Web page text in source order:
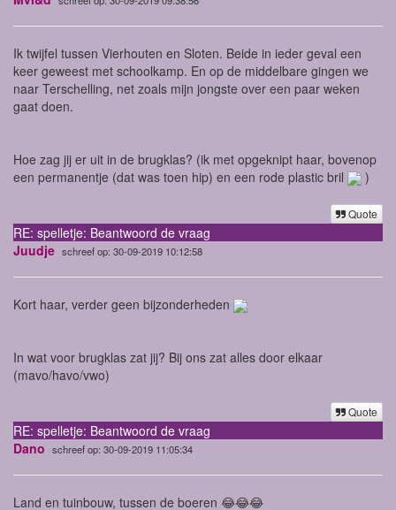
Ik twijfel tussen Vierhouten en Sloten. Beide in ieder geval een
keer geweest met schoolkamp. En op de middelbare gingen we
naar Terschelling, net zoals mijn jongste over een paar weken
gaat doen.
Hoe zag jij er uit in de brugklas? (ik met opgeknipt haar, bovenop
een permanentje (dat was toen hip) en een rode plastic bril
)
Quote
RE: spelletje: Beantwoord de vraag
Juudje schreef op: 30-09-2019 10:12:58
Kort haar, verder geen bijzonderheden
In wat voor brugklas zat jij? Bij ons zat alles door elkaar
(mavo/havo/vwo)
Quote
RE: spelletje: Beantwoord de vraag
Dano schreef op: 30-09-2019 11:05:34
Land en tuinbouw, tussen de boeren 😂😂😂